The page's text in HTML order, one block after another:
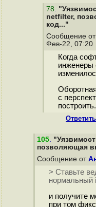
78.
netfilter,
код..."
Сообщение от
Фев-22, 07:20
Когда
инженеры
с
построить.
Ответить
105.
позволяющая
Сообщение от
> Ставьте
нормальный
и получите
при том